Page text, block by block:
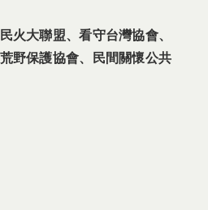
火大聯盟、看守台灣協會、
野保護協會、民間關懷公共